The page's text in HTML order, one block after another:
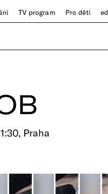
TV program Pro děti
Praha